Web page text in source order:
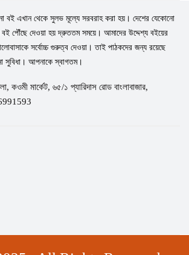
বই এখান থেকে সুলভ মূল্যে সরবরাহ করা হয়। দেশের যেকোনো
বই পৌঁছে দেওয়া হয় দ্রুততম সময়ে। আমাদের উদ্দেশ্য বইয়ের
সর্বোচ্চ গুরুত্ব দেওয়া। তাই পাঠকদের জন্য রয়েছে
সুবিধা। আপনাকে স্বাগতম।
কওমী মার্কেট, ৬৫/১ প্যারিদাস রোড বাংলাবাজার,